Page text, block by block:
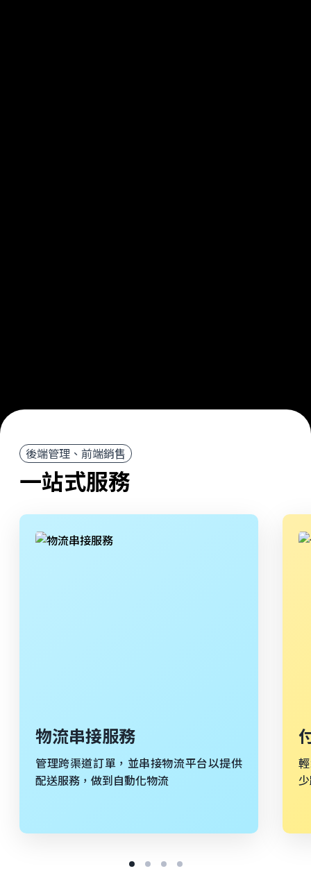
後端管理、前端銷售
一站式服務
物流串接服務
管理跨渠道訂單，並串接物流平台以提供
配送服務，做到自動化物流